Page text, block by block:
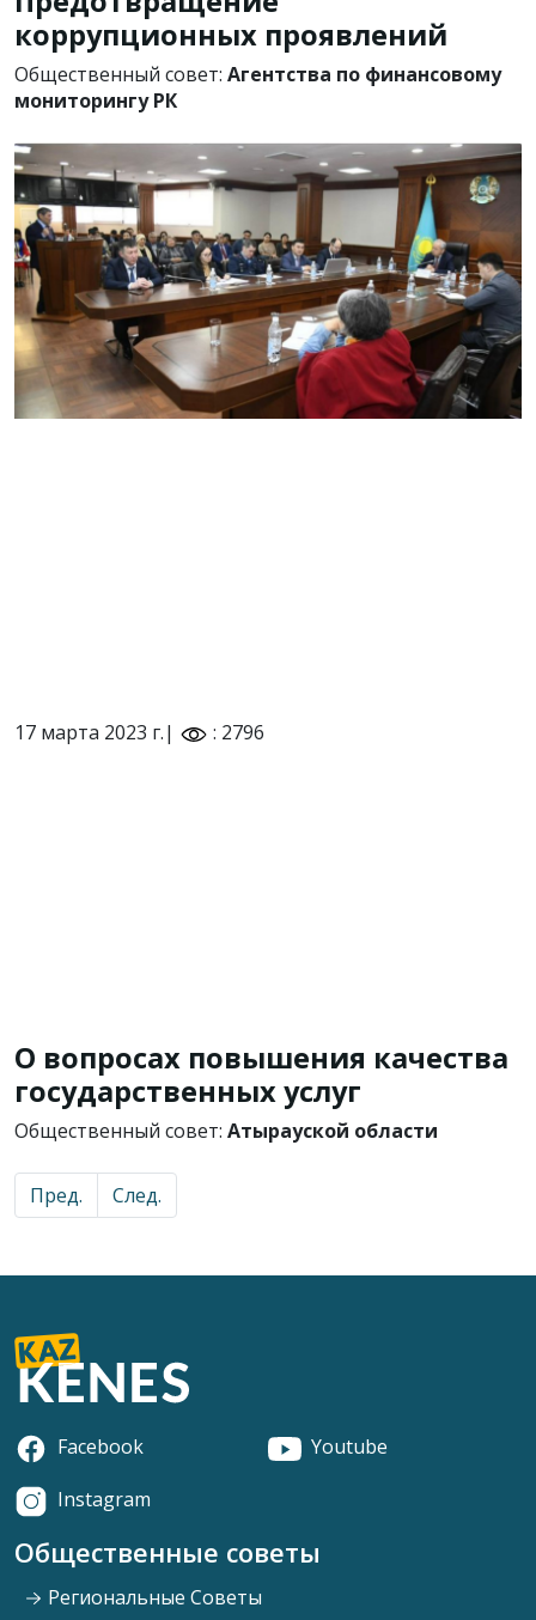
коррупционных проявлений
Общественный совет: Агентства по финансовому
мониторингу РК
17 марта 2023 г.| : 2796
О вопросах повышения качества
государственных услуг
Общественный совет: Атырауской области
Пред. След.
Facebook
Youtube
Instagram
Общественные советы
Региональные Советы